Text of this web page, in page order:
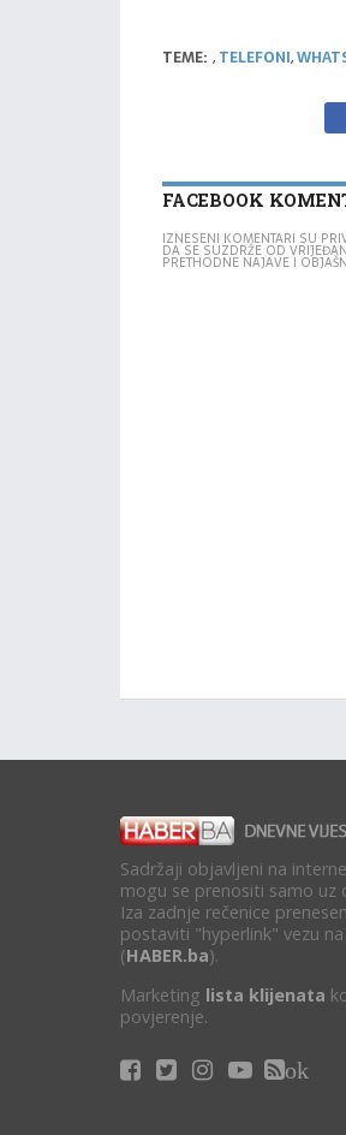
TEME: , TELEFONI,
FACEBOOK
IZNESENI KOMENTARI SU
DA SE SUZDRŽE OD
PRETHODNE NAJAVE I
Sadržaji objavljeni na
mogu se prenositi samo uz
Iza zadnje rečenice
postaviti "hyperlink" vezu
(HABER.ba).
Marketing lista klijenata
povjerenje.
ok